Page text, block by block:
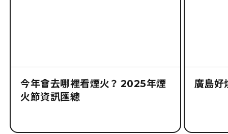
今年會去哪裡看煙火？ 2025年煙
火節資訊匯總
廣島好